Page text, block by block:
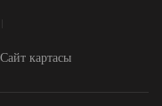
Сайт картасы